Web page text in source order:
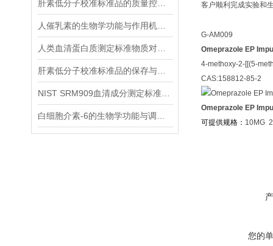
客户顺利完成实验和
G-AM009
Omeprazole EP
4-methoxy-2-[[(5-
CAS:158812-85-2
Omeprazole EP
可提供规格： 10MG
您的